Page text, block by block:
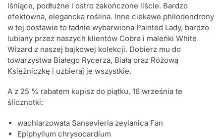
lśniące, podłużne i ostro zakończone liście. Bardzo
efektowna, elegancka roślina. Inne ciekawe philodendrony
w tej dostawie to ładnie wybarwiona Painted Lady, bardzo
lubiany przez naszych klientów Cobra i maleńki White
Wizard z naszej bajkowej kolekcji. Dobierz mu do
towarzystwa Białego Rycerza, Białą oraz Różową
Księżniczkę i uzbieraj je wszystkie.
A z 25 % rabatem kupisz do piątku, 16 września te
ślicznotki:
wachlarzowata Sansevieria zeylanica Fan
Epiphyllum chrysocardium